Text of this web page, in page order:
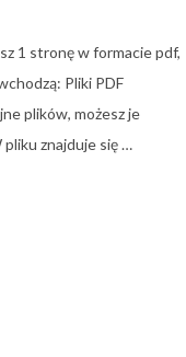
1 stronę w formacie pdf,
Pliki PDF
plików, możesz je
znajduje się …